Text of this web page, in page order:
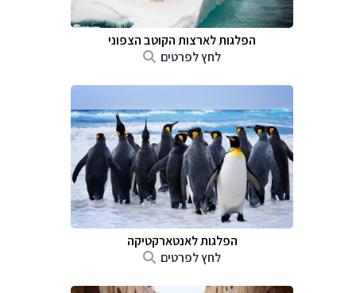
הפלגות לארצות הקוטב הצפוני
לחץ לפרטים
הפלגות לאנטארקטיקה
לחץ לפרטים